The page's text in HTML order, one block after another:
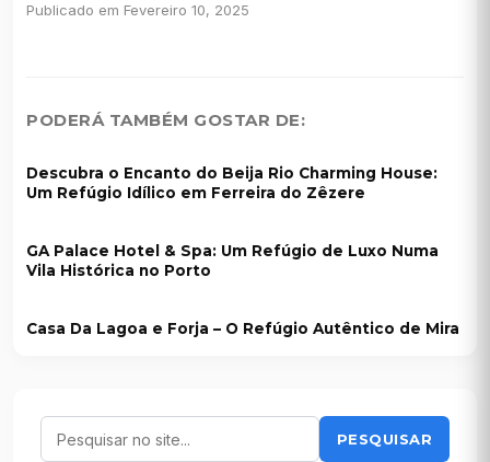
Publicado em Fevereiro 10, 2025
PODERÁ TAMBÉM GOSTAR DE:
Descubra o Encanto do Beija Rio Charming House:
Um Refúgio Idílico em Ferreira do Zêzere
GA Palace Hotel & Spa: Um Refúgio de Luxo Numa
Vila Histórica no Porto
Casa Da Lagoa e Forja – O Refúgio Autêntico de Mira
PESQUISAR